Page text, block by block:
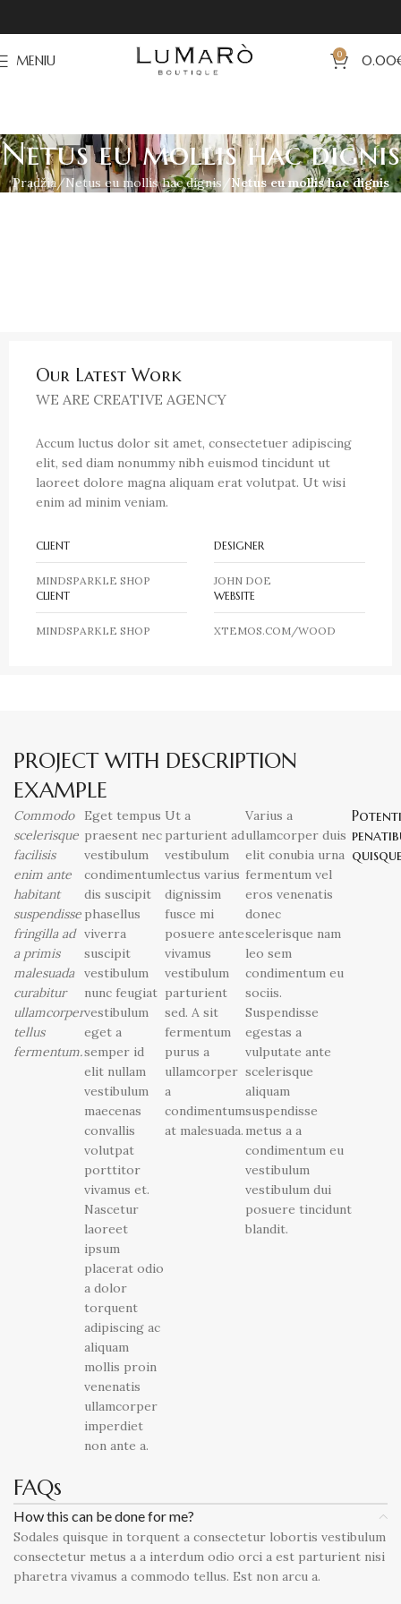
MENIU 0 0.00
Netus eu mollis hac dignis
Pradžia Netus eu mollis hac dignis Netus eu mollis hac dignis
Our Latest Work
WE ARE CREATIVE AGENCY
Accum luctus dolor sit amet, consectetuer adipiscing
elit, sed diam nonummy nibh euismod tincidunt ut
laoreet dolore magna aliquam erat volutpat. Ut wisi
enim ad minim veniam.
CLIENT
MINDSPARKLE SHOP
DESIGNER
JOHN DOE
CLIENT
MINDSPARKLE SHOP
WEBSITE
XTEMOS.COM/WOOD
PROJECT WITH DESCRIPTION
EXAMPLE
Commodo
scelerisque
facilisis
enim ante
habitant
suspendisse
fringilla ad
a primis
malesuada
curabitur
ullamcorper
tellus
fermentum.
Eget tempus
praesent nec
vestibulum
condimentum
dis suscipit
phasellus
viverra
suscipit
vestibulum
nunc feugiat
vestibulum
eget a
semper id
elit nullam
vestibulum
maecenas
convallis
volutpat
porttitor
vivamus et.
Nascetur
laoreet
ipsum
placerat odio
a dolor
torquent
adipiscing ac
aliquam
mollis proin
venenatis
ullamcorper
imperdiet
non ante a.
Ut a
parturient ad
vestibulum
lectus varius
dignissim
fusce mi
posuere ante
vivamus
vestibulum
parturient
sed. A sit
fermentum
purus a
ullamcorper
a
condimentum
at malesuada.
Varius a
ullamcorper duis
elit conubia urna
fermentum vel
eros venenatis
donec
scelerisque nam
leo sem
condimentum eu
sociis.
Suspendisse
egestas a
vulputate ante
scelerisque
aliquam
suspendisse
metus a a
condimentum eu
vestibulum
vestibulum dui
posuere tincidunt
blandit.
Potenti
FAQs
How this can be done for me?
Sodales quisque in torquent a consectetur lobortis vestibulum
consectetur metus a a interdum odio orci a est parturient nisi
pharetra vivamus a commodo tellus. Est non arcu a.